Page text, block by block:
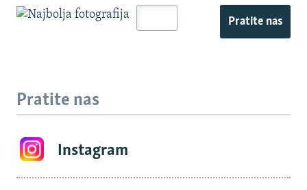
Pratite nas
Pratite nas
Instagram